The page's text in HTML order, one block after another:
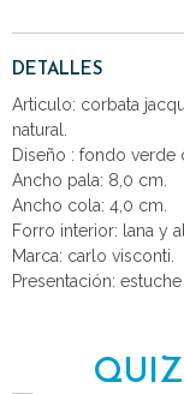
DETALLES
Articulo: corbata
natural.
Diseño : fondo verde
Ancho pala: 8,0 cm.
Ancho cola: 4,0 cm.
Forro interior: lana y
Marca: carlo visconti.
Presentación: